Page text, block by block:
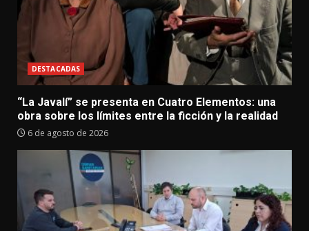
DESTACADAS
“La Javalí” se presenta en Cuatro Elementos: una
obra sobre los límites entre la ficción y la realidad
6 de agosto de 2026